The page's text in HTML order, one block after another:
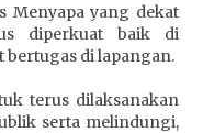
Menyapa yang dekat
diperkuat baik di
bertugas di lapangan.
terus dilaksanakan
serta melindungi,